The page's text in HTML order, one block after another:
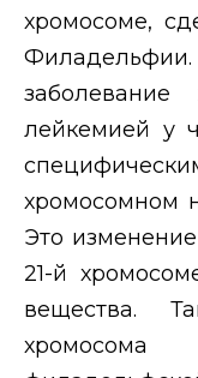
хромосоме,
заболевание
лейкемией у
хромосомном
Это
21-й
вещества.